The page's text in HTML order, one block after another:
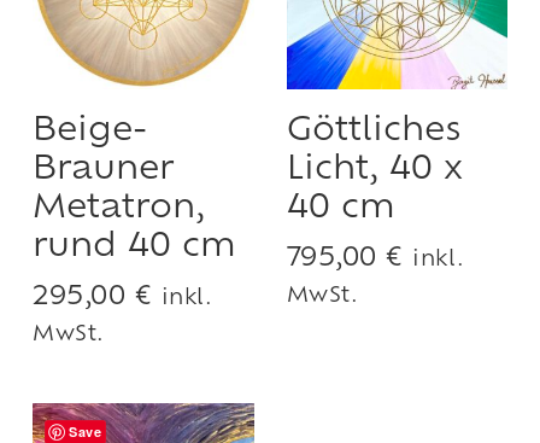
Beige-
Brauner
Metatron,
rund 40 cm
295,00 €
inkl.
MwSt.
Göttliches
Licht, 40 x
40 cm
795,00€
inkl.
MwSt.
Save